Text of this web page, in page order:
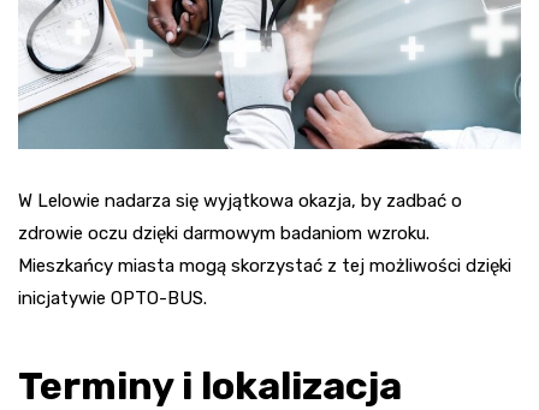
W Lelowie nadarza się wyjątkowa okazja, by zadbać o
zdrowie oczu dzięki darmowym badaniom wzroku.
Mieszkańcy miasta mogą skorzystać z tej możliwości dzięki
inicjatywie OPTO-BUS.
Terminy i lokalizacja